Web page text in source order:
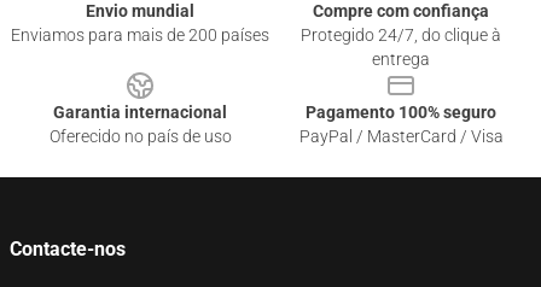
Envio mundial
Enviamos para mais de 200 países
Compre com confiança
Protegido 24/7, do clique à
entrega
Garantia internacional
Oferecido no país de uso
Pagamento 100% seguro
PayPal / MasterCard / Visa
Contacte-nos